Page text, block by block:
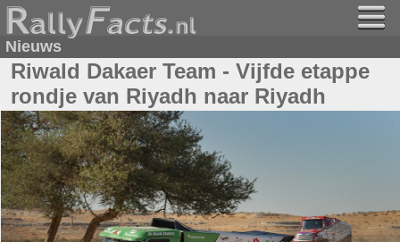
Nieuws
Riwald Dakaer Team - Vijfde etappe
rondje van Riyadh naar Riyadh